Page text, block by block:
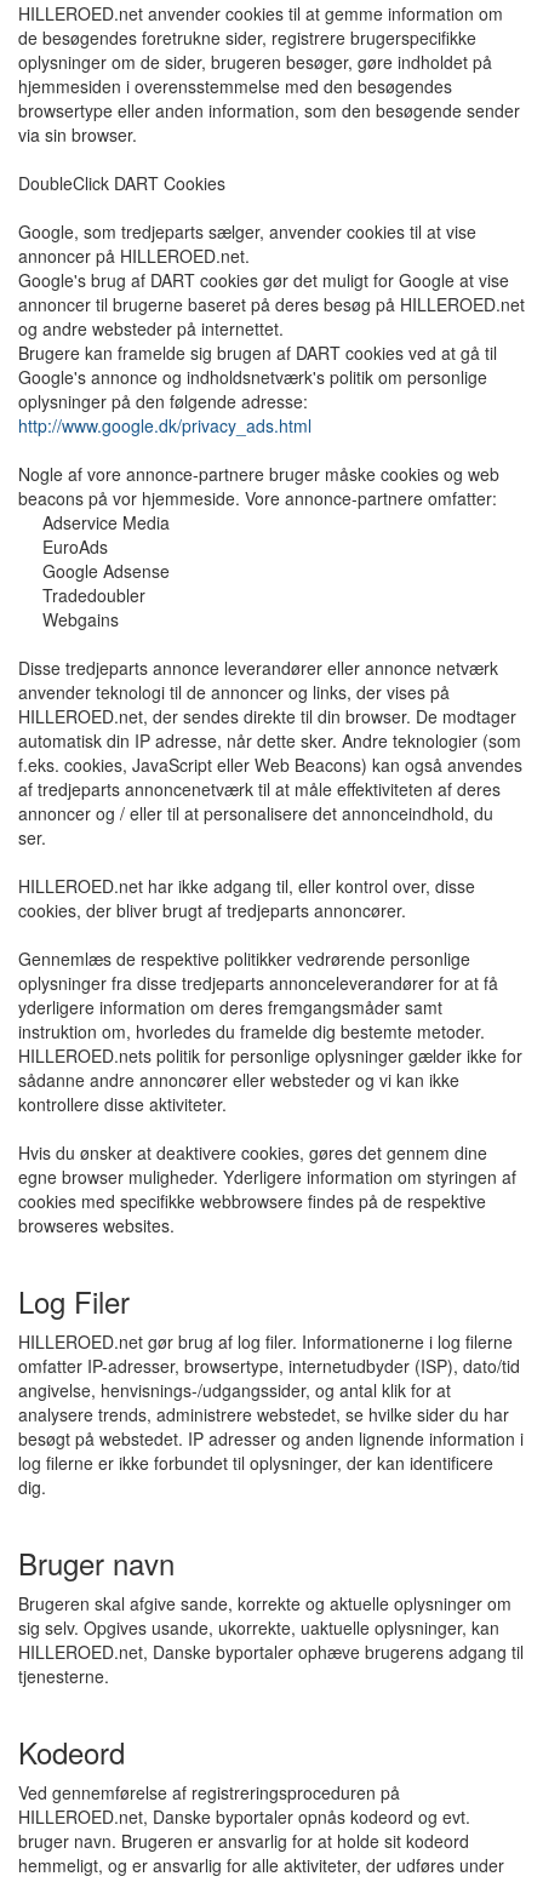
HILLEROED.net anvender cookies til at gemme information om
de besøgendes foretrukne sider, registrere brugerspecifikke
oplysninger om de sider, brugeren besøger, gøre indholdet på
hjemmesiden i overensstemmelse med den besøgendes
browsertype eller anden information, som den besøgende sender
via sin browser.
DoubleClick DART Cookies
Google, som tredjeparts sælger, anvender cookies til at vise
annoncer på HILLEROED.net.
Google's brug af DART cookies gør det muligt for Google at vise
annoncer til brugerne baseret på deres besøg på HILLEROED.net
og andre websteder på internettet.
Brugere kan framelde sig brugen af DART cookies ved at gå til
Google's annonce og indholdsnetværk's politik om personlige
oplysninger på den følgende adresse:
http://www.google.dk/privacy_ads.html
Nogle af vore annonce-partnere bruger måske cookies og web
beacons på vor hjemmeside. Vore annonce-partnere omfatter:
Adservice Media
EuroAds
Google Adsense
Tradedoubler
Webgains
Disse tredjeparts annonce leverandører eller annonce netværk
anvender teknologi til de annoncer og links, der vises på
HILLEROED.net, der sendes direkte til din browser. De modtager
automatisk din IP adresse, når dette sker. Andre teknologier (som
f.eks. cookies, JavaScript eller Web Beacons) kan også anvendes
af tredjeparts annoncenetværk til at måle effektiviteten af deres
annoncer og / eller til at personalisere det annonceindhold, du
ser.
HILLEROED.net har ikke adgang til, eller kontrol over, disse
cookies, der bliver brugt af tredjeparts annoncører.
Gennemlæs de respektive politikker vedrørende personlige
oplysninger fra disse tredjeparts annonceleverandører for at få
yderligere information om deres fremgangsmåder samt
instruktion om, hvorledes du framelde dig bestemte metoder.
HILLEROED.nets politik for personlige oplysninger gælder ikke for
sådanne andre annoncører eller websteder og vi kan ikke
kontrollere disse aktiviteter.
Hvis du ønsker at deaktivere cookies, gøres det gennem dine
egne browser muligheder. Yderligere information om styringen af
cookies med specifikke webbrowsere findes på de respektive
browseres websites.
Log Filer
HILLEROED.net gør brug af log filer. Informationerne i log filerne
omfatter IP-adresser, browsertype, internetudbyder (ISP), dato/tid
angivelse, henvisnings-/udgangssider, og antal klik for at
analysere trends, administrere webstedet, se hvilke sider du har
besøgt på webstedet. IP adresser og anden lignende information i
log filerne er ikke forbundet til oplysninger, der kan identificere
dig.
Bruger navn
Brugeren skal afgive sande, korrekte og aktuelle oplysninger om
sig selv. Opgives usande, ukorrekte, uaktuelle oplysninger, kan
HILLEROED.net, Danske byportaler ophæve brugerens adgang til
tjenesterne.
Kodeord
Ved gennemførelse af registreringsproceduren på
HILLEROED.net, Danske byportaler opnås kodeord og evt.
bruger navn. Brugeren er ansvarlig for at holde sit kodeord
hemmeligt, og er ansvarlig for alle aktiviteter, der udføres under